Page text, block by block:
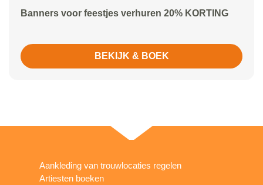
Banners voor feestjes verhuren 20% KORTING
BEKIJK & BOEK
Aankleding van trouwlocaties regelen
Artiesten boeken